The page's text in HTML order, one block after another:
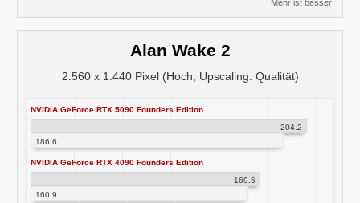
Mehr ist besser
Alan Wake 2
2.560 x 1.440 Pixel (Hoch, Upscaling: Qualität)
NVIDIA GeForce RTX 5090 Founders Edition
204.2
186.6
NVIDIA GeForce RTX 4090 Founders Edition
169.5
160.9